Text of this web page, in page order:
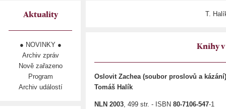
Aktuality
● NOVINKY ●
Archiv zpráv
Nově zařazeno
Program
Archiv událostí
T.
Knihy v
Oslovit Zachea (soubor proslovů a kázání)
Tomáš Halík
NLN 2003, 499 str. - ISBN 80-7106-547-1